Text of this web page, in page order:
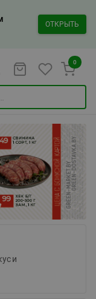
ОТКРЫТЬ
0
и